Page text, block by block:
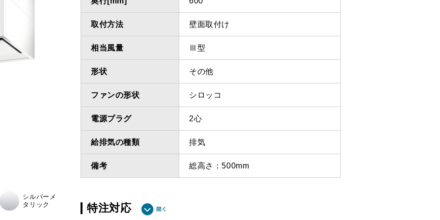
シルバーメ
タリック
取付方法 壁面取付け
相当風量 Ⅲ型
形状 その他
ファンの形状 シロッコ
電源プラグ 2心
給排気の種類 排気
備考 総高さ：500mm
特注対応